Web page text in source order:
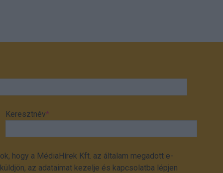
Keresztnév*
hogy a MédiaHírek Kft. az általam megadott e-
az adataimat kezelje és kapcsolatba lépjen